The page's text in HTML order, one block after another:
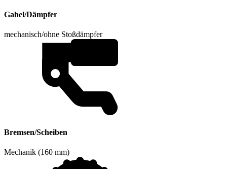
Gabel/Dämpfer
mechanisch/ohne Stoßdämpfer
Bremsen/Scheiben
Mechanik (160 mm)